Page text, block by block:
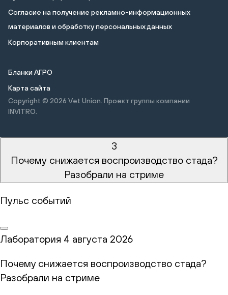
Cогласие на получение рекламно-информационных
материалов и обработку персональных данных
Корпоративным клиентам
Бланки АГРО
Карта сайта
Copyright © 2026 Vet Union. Проект группы компании
INVITRO.
3
Почему снижается воспроизводство стада?
Разобрали на стриме
Пульс событий
Лаборатория 4 августа 2026
Почему снижается воспроизводство стада?
Разобрали на стриме